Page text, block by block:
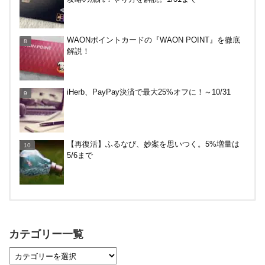
通預金）で年利0.7％～0.9％！
象外へ！11月から
～
WAONポイントカードの『WAON POINT』を徹底
解説！
iHerb、PayPay決済で最大25%オフに！～10/31
【再復活】ふるなび、妙案を思いつく。5%増量は
5/6まで
カテゴリー一覧